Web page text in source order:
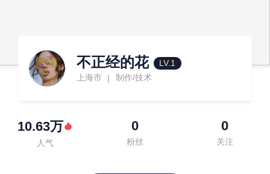
不正经的花
LV.1
上海市
| 制作/技术
10.63万
人气
0
粉丝
0
关注